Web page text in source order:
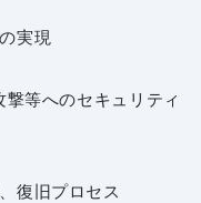
実現
等へのセキュリティ
復旧プロセス